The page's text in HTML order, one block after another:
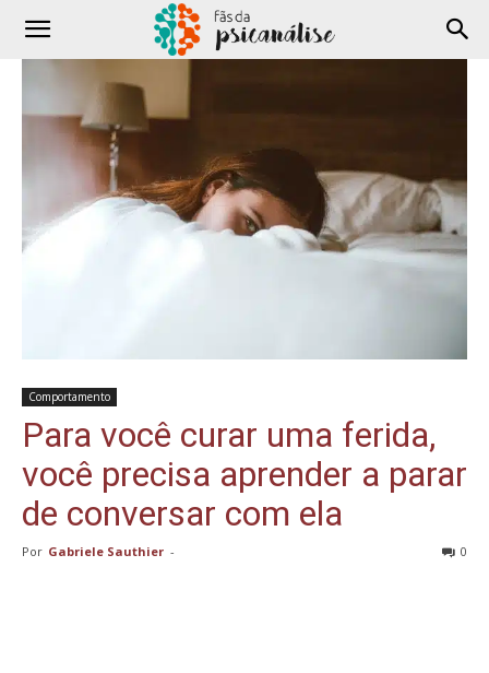
Comportamento
Para você curar uma ferida,
você precisa aprender a parar
de conversar com ela
Por Gabriele Sauthier - 0